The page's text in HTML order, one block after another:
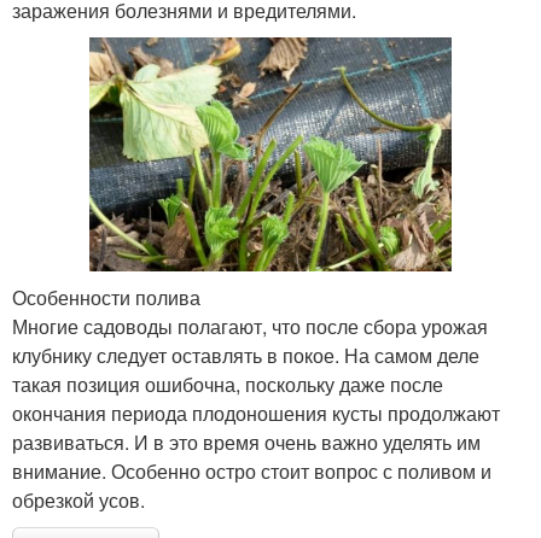
заражения болезнями и вредителями.
Особенности полива
Многие садоводы полагают, что после сбора урожая
клубнику следует оставлять в покое. На самом деле
такая позиция ошибочна, поскольку даже после
окончания периода плодоношения кусты продолжают
развиваться. И в это время очень важно уделять им
внимание. Особенно остро стоит вопрос с поливом и
обрезкой усов.